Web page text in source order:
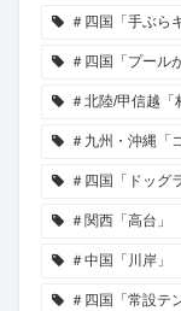
＃四国「手ぶら
＃四国「プール
＃北陸/甲信越「
＃九州・沖縄「
＃四国「ドッグ
＃関西「高台」
＃中国「川岸」
＃四国「常設テ